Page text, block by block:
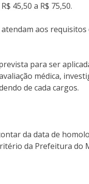
45,50 a R$ 75,50.
aos requisitos
para ser
médica,
de cada cargos.
da data de
da Prefeitura do